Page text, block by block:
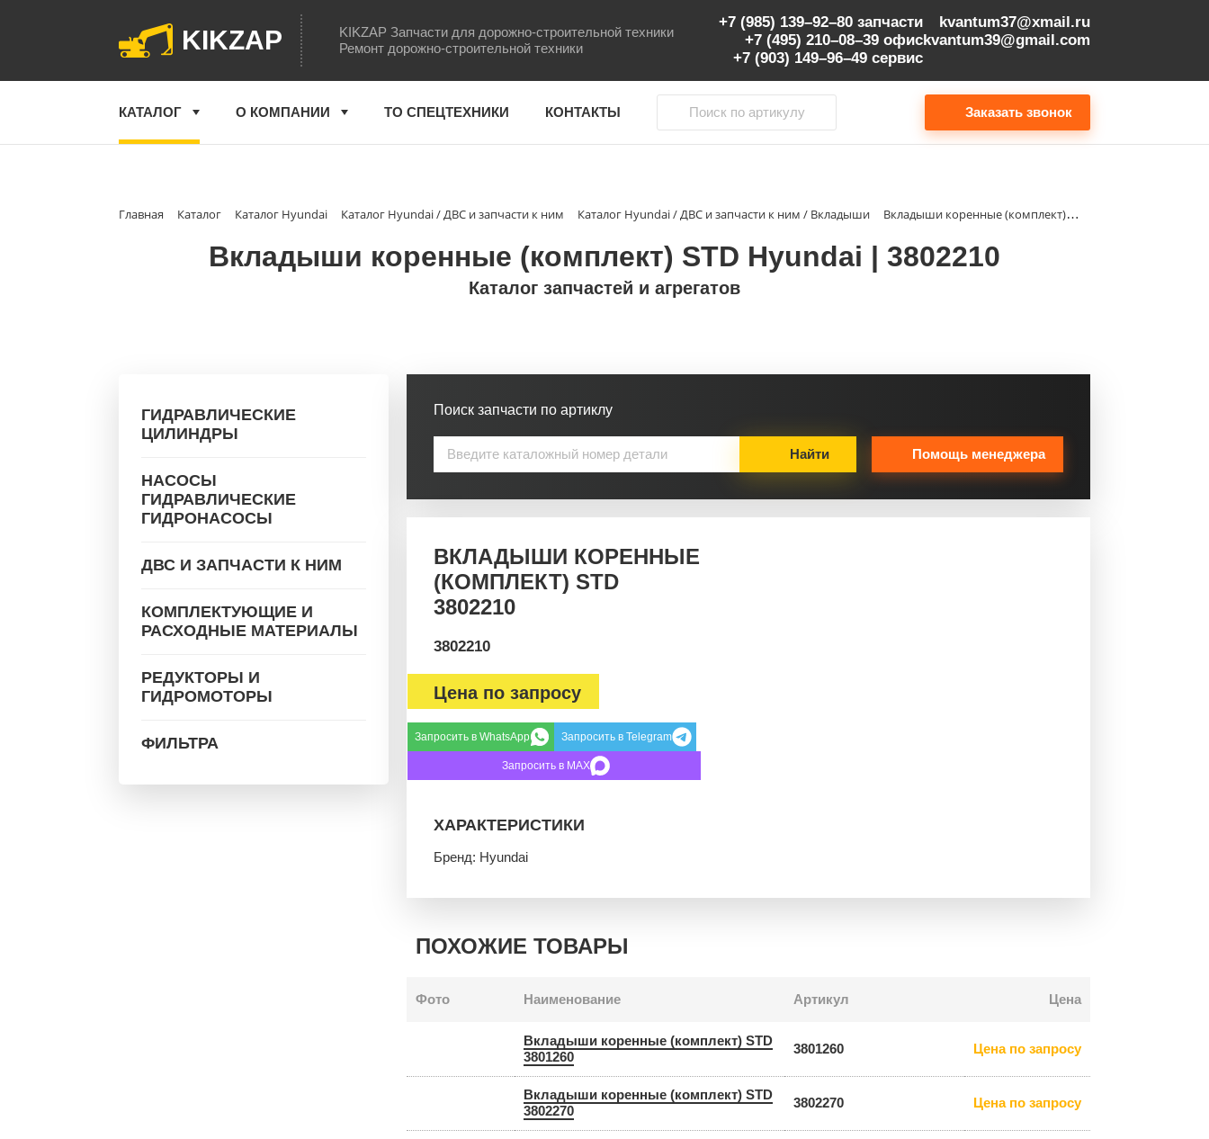
KIKZAP
KIKZAP Запчасти для дорожно-строительной техники
Ремонт дорожно-строительной техники
+7 (985) 139–92–80 запчасти
+7 (495) 210–08–39 офис
+7 (903) 149–96–49 сервис
kvantum37@xmail.ru
kvantum39@gmail.com
КАТАЛОГ О КОМПАНИИ ТО СПЕЦТЕХНИКИ КОНТАКТЫ Заказать звонок
Главная Каталог Каталог Hyundai Каталог Hyundai / ДВС и запчасти к ним Каталог Hyundai / ДВС и запчасти к ним / Вкладыши Вкладыши коренные (комплект) STD Hyundai | 3802210
Вкладыши коренные (комплект) STD Hyundai | 3802210
Каталог запчастей и агрегатов
ГИДРАВЛИЧЕСКИЕ
ЦИЛИНДРЫ
НАСОСЫ
ГИДРАВЛИЧЕСКИЕ
ГИДРОНАСОСЫ
ДВС И ЗАПЧАСТИ К НИМ
КОМПЛЕКТУЮЩИЕ И
РАСХОДНЫЕ МАТЕРИАЛЫ
РЕДУКТОРЫ И
ГИДРОМОТОРЫ
ФИЛЬТРА
Поиск запчасти по артиклу
Найти Помощь менеджера
ВКЛАДЫШИ КОРЕННЫЕ
(КОМПЛЕКТ) STD
3802210
3802210
Цена по запросу
Запросить в WhatsApp Запросить в Telegram
Запросить в MAX
ХАРАКТЕРИСТИКИ
Бренд: Hyundai
ПОХОЖИЕ ТОВАРЫ
Фото Наименование Артикул Цена
Вкладыши коренные (комплект) STD
3801260
3801260 Цена по запросу
Вкладыши коренные (комплект) STD
3802270
3802270 Цена по запросу